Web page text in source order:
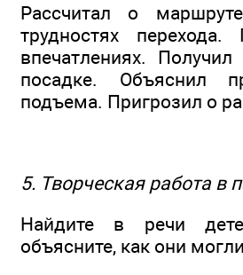
Рассчитал о
трудностях перехода.
впечатлениях.
посадке. Объяснил
подъема. Пригрозил о
5. Творческая работа в
Найдите в речи
объясните, как они